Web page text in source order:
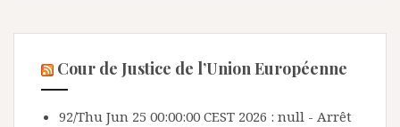
Cour de Justice de l’Union Européenne
92/Thu Jun 25 00:00:00 CEST 2026 : null - Arrêt